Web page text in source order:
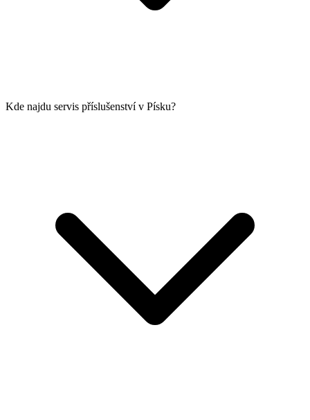
Kde najdu servis příslušenství v Písku?